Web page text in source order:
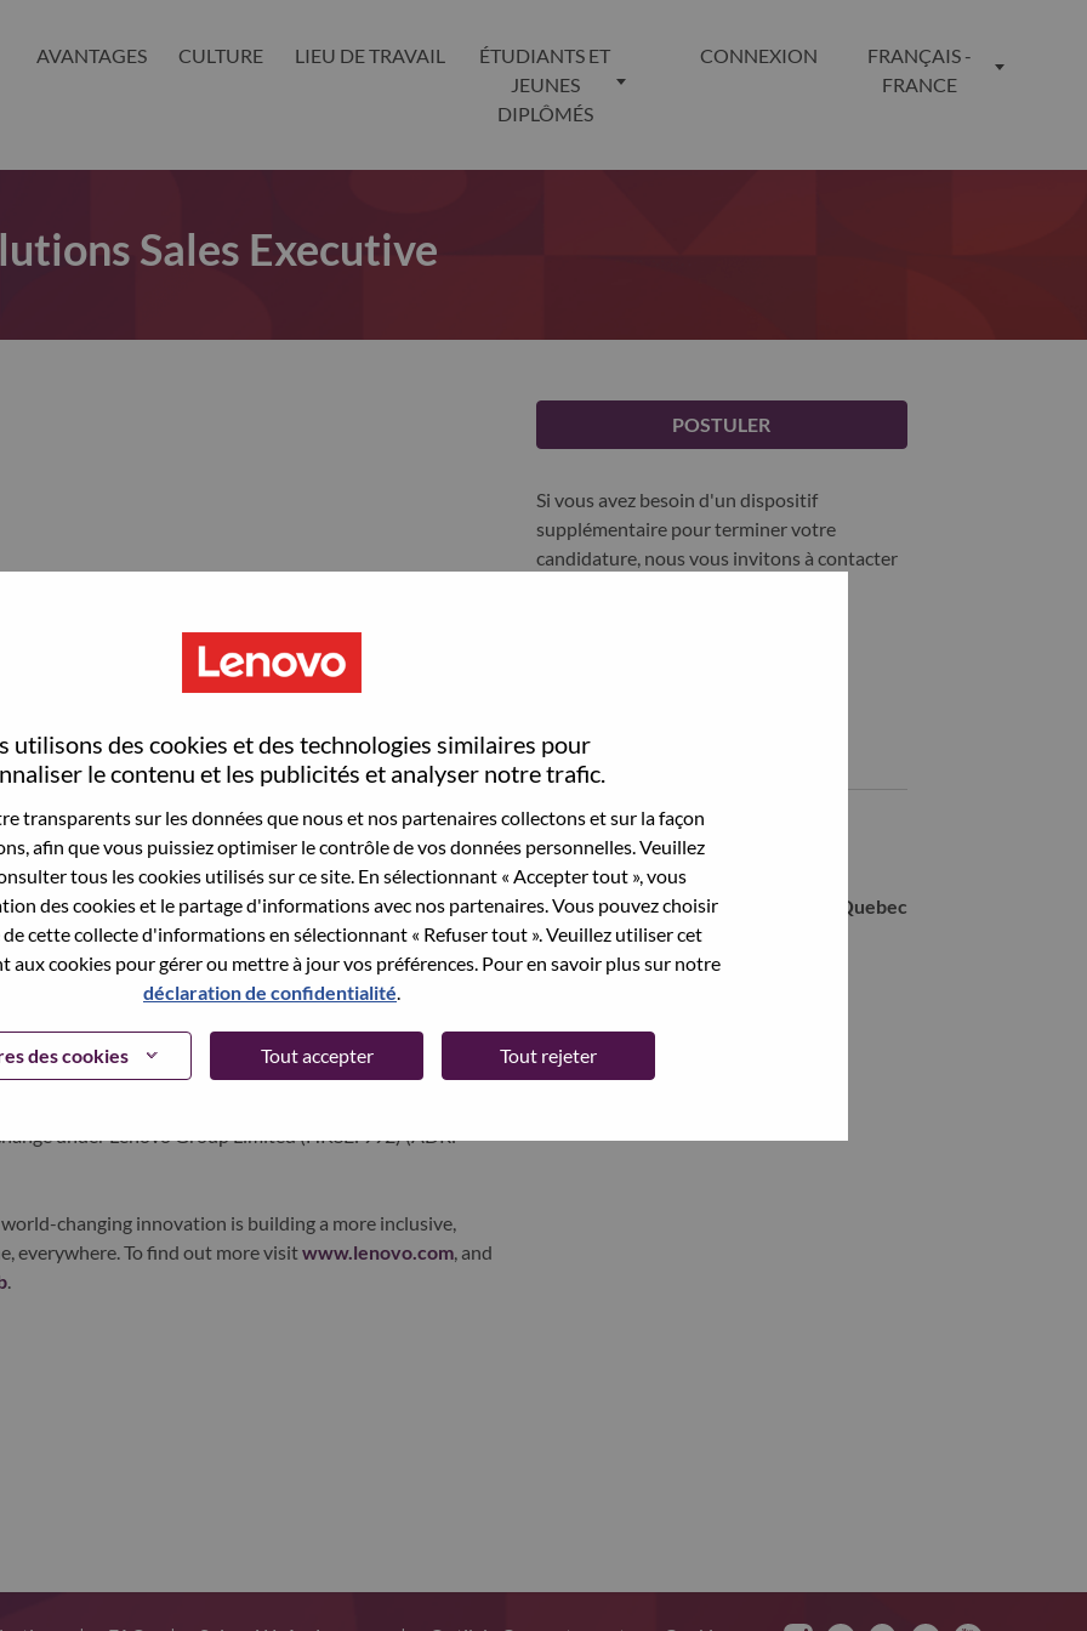
utilisons des cookies et des technologies similaires pour
le contenu et les publicités et analyser notre trafic.
transparents sur les données que nous et nos partenaires collectons et sur la façon
afin que vous puissiez optimiser le contrôle de vos données personnelles. Veuillez
tous les cookies utilisés sur ce site. En sélectionnant « Accepter tout », vous
des cookies et le partage d'informations avec nos partenaires. Vous pouvez choisir
cette collecte d'informations en sélectionnant « Refuser tout ». Veuillez utiliser cet
aux cookies pour gérer ou mettre à jour vos préférences. Pour en savoir plus sur notre
déclaration de confidentialité
des cookies Tout accepter Tout rejeter
AVANTAGES CULTURE LIEU DE TRAVAIL
ÉTUDIANTS ET
JEUNES
DIPLÔMÉS
CONNEXION
FRANÇAIS -
FRANCE
Sales Executive
what we do. We WOW our customers.
powerhouse, ranked #153 in the Fortune Global
in 180 markets. Focused on a bold vision to deliver
its success as the world’s largest PC company with a full-
optimized devices (PCs, workstations, smartphones,
performance computing and software defined
Lenovo’s continued investment in world-changing
and smarter future for everyone, everywhere.
under Lenovo Group Limited (HKSE: 992) (ADR:
changing innovation is building a more inclusive,
everywhere. To find out more visitwww.lenovo.com, and
.
POSTULER
Si vous avez besoin d'un dispositif
supplémentaire pour terminer votre
candidature, nous vous invitons à contacter
Emplois similaires
PC Specialist Education Québec
Montreal, Quebec, Canada,
Channel Sales Account Executive - Quebec
Montreal, Quebec, Canada,